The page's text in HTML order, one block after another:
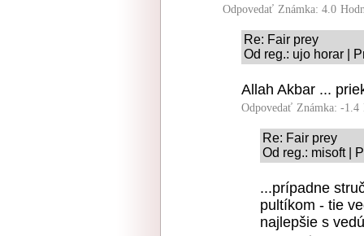
Odpovedať Známka: 4.0
Re: Fair prey
Od reg.: ujo horar |
Allah Akbar ...
Odpovedať Známka: -1.4
Re: Fair prey
Od reg.: misoft |
...prípadne
pultíkom - tie
najlepšie s